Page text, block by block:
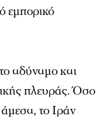
εμπορικό
αδύναμο και
πλευράς. Όσο
άμεσα, το Ιράν